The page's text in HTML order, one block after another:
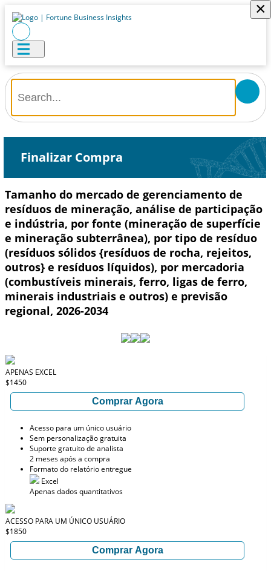
×
Finalizar Compra
Tamanho do mercado de gerenciamento de
resíduos de mineração, análise de participação
e indústria, por fonte (mineração de superfície
e mineração subterrânea), por tipo de resíduo
(resíduos sólidos {resíduos de rocha, rejeitos,
outros} e resíduos líquidos), por mercadoria
(combustíveis minerais, ferro, ligas de ferro,
minerais industriais e outros) e previsão
regional, 2026-2034
APENAS EXCEL
$1450
Comprar Agora
Acesso para um único usuário
Sem personalização gratuita
Suporte gratuito de analista
2 meses após a compra
Formato do relatório entregue
Excel
Apenas dados quantitativos
ACESSO PARA UM ÚNICO USUÁRIO
$1850
Comprar Agora